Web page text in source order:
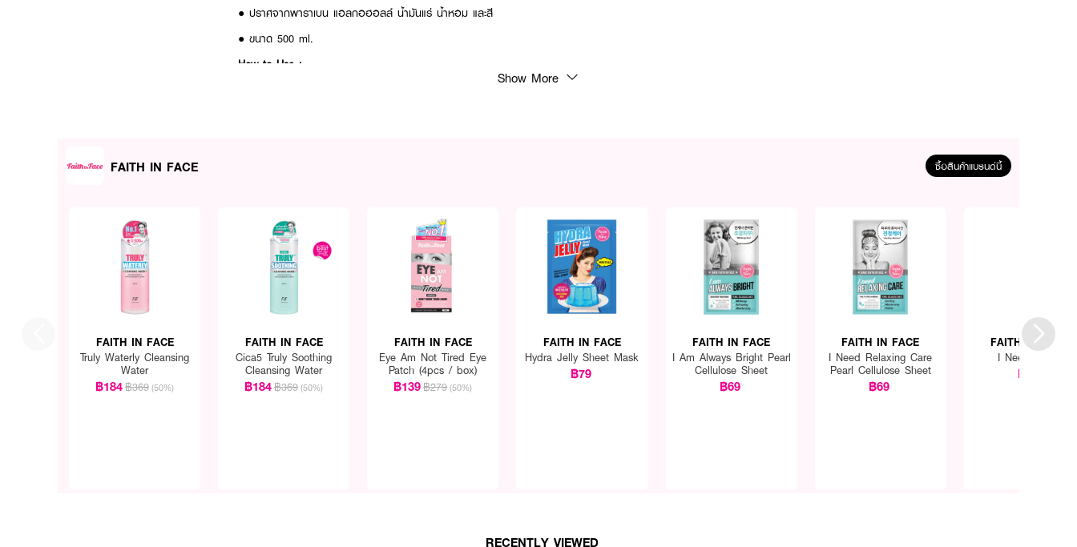
● ปราศจากพาราเบน แอลกอฮอลล์ น้ำมันแร่ น้ำหอม และสี
● ขนาด 500 ml.
How to Use :
Show More
FAITH IN FACE ซื้อสินค้าแบรนด์นี้
FAITH IN FACE
Truly Waterly Cleansing
Water
฿184฿369 (50%)
FAITH IN FACE
Cica5 Truly Soothing
Cleansing Water
฿184฿369 (50%)
FAITH IN FACE
Eye Am Not Tired Eye
Patch (4pcs / box)
฿139฿279 (50%)
FAITH IN FACE
Hydra Jelly Sheet Mask
฿79
FAITH IN FACE
I Am Always Bright Pearl
Cellulose Sheet
฿69
FAITH IN FACE
I Need Relaxing Care
Pearl Cellulose Sheet
฿69
FAITH IN FACE
I Need S.O.S
฿69
RECENTLY VIEWED